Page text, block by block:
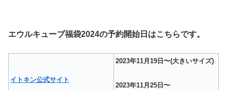
エウルキューブ福袋2024の予約開始日はこちらです。
イトキン公式サイト
2023年11月19日〜(大きいサイズ)
2023年11月25日〜